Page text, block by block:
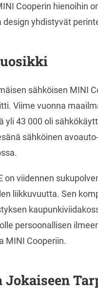
Cooperin hienoihin
design yhdistyvät
sähköisen MINI
Viime vuonna
yli 43 000 oli
sähköinen
on viidennen
liikkuvuutta. Sen
persoonallisen
MINI Cooperiin.